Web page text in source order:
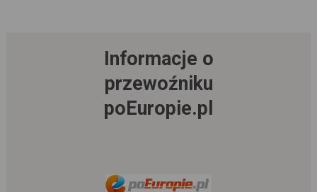
Informacje o
przewoźniku
poEuropie.pl